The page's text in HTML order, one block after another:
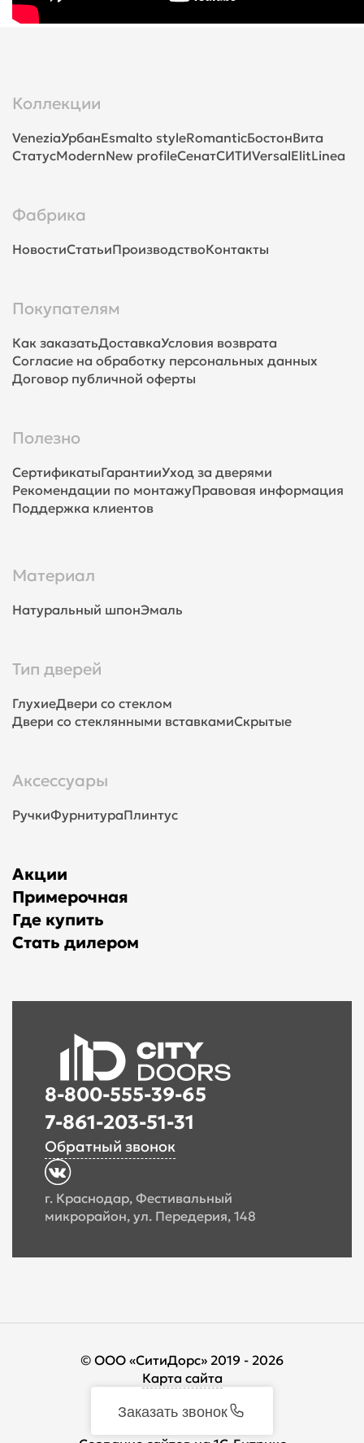
Коллекции
VeneziaУрбанEsmalto styleRomanticБостонВита
СтатусModernNew profileСенатСИТИVersalElitLinea
Фабрика
НовостиСтатьиПроизводствоКонтакты
Покупателям
Как заказатьДоставкаУсловия возврата
Согласие на обработку персональных данных
Договор публичной оферты
Полезно
СертификатыГарантииУход за дверями
Рекомендации по монтажуПравовая информация
Поддержка клиентов
Материал
Натуральный шпонЭмаль
Тип дверей
ГлухиеДвери со стеклом
Двери со стеклянными вставкамиСкрытые
Аксессуары
РучкиФурнитураПлинтус
Акции
Примерочная
Где купить
Стать дилером
8-800-555-39-65
7-861-203-51-31
Обратный звонок
г. Краснодар, Фестивальный
микрорайон, ул. Передерия, 148
© ООО «СитиДорс» 2019 - 2026
Карта сайта
Заказать звонок